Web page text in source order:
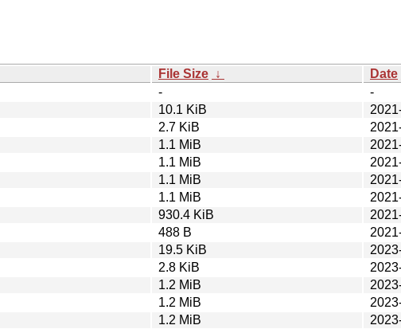
File Size ↓ Date
-
-
10.1 KiB
2.7 KiB
1.1 MiB
1.1 MiB
1.1 MiB
1.1 MiB
930.4 KiB
488 B
19.5 KiB
2.8 KiB
1.2 MiB
1.2 MiB
1.2 MiB